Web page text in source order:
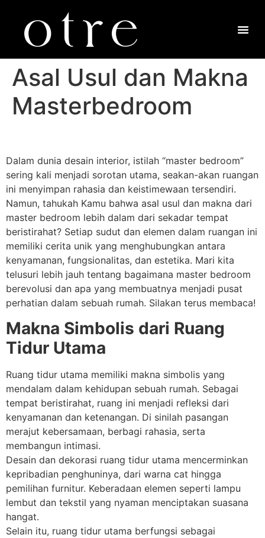
Asal Usul dan Makna
Masterbedroom
Dalam dunia desain interior, istilah “master bedroom”
sering kali menjadi sorotan utama, seakan-akan ruangan
ini menyimpan rahasia dan keistimewaan tersendiri.
Namun, tahukah Kamu bahwa asal usul dan makna dari
master bedroom lebih dalam dari sekadar tempat
beristirahat? Setiap sudut dan elemen dalam ruangan ini
memiliki cerita unik yang menghubungkan antara
kenyamanan, fungsionalitas, dan estetika. Mari kita
telusuri lebih jauh tentang bagaimana master bedroom
berevolusi dan apa yang membuatnya menjadi pusat
perhatian dalam sebuah rumah. Silakan terus membaca!
Makna Simbolis dari Ruang
Tidur Utama
Ruang tidur utama memiliki makna simbolis yang
mendalam dalam kehidupan sebuah rumah. Sebagai
tempat beristirahat, ruang ini menjadi refleksi dari
kenyamanan dan ketenangan. Di sinilah pasangan
merajut kebersamaan, berbagi rahasia, serta
membangun intimasi.
Desain dan dekorasi ruang tidur utama mencerminkan
kepribadian penghuninya, dari warna cat hingga
pemilihan furnitur. Keberadaan elemen seperti lampu
lembut dan tekstil yang nyaman menciptakan suasana
hangat.
Selain itu, ruang tidur utama berfungsi sebagai